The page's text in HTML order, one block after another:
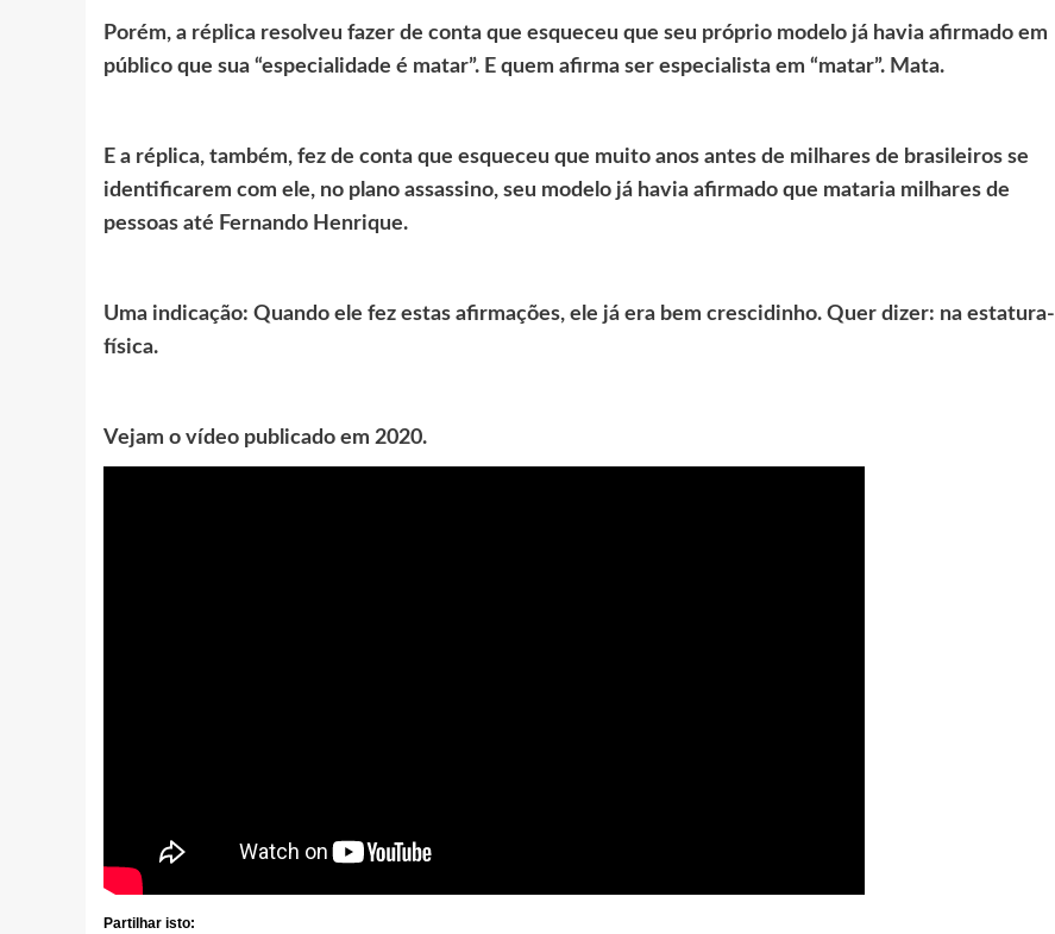
Porém, a réplica resolveu fazer de conta que esqueceu que seu próprio modelo já havia afirmado em
público que sua “especialidade é matar”. E quem afirma ser especialista em “matar”. Mata.
E a réplica, também, fez de conta que esqueceu que muito anos antes de milhares de brasileiros se
identificarem com ele, no plano assassino, seu modelo já havia afirmado que mataria milhares de
pessoas até Fernando Henrique.
Uma indicação: Quando ele fez estas afirmações, ele já era bem crescidinho. Quer dizer: na estatura-
física.
Vejam o vídeo publicado em 2020.
Partilhar isto: